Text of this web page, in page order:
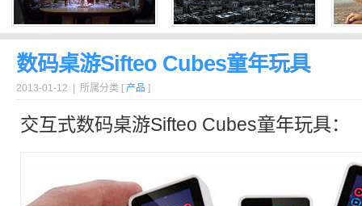
数码桌游Sifteo Cubes童年玩具
2013-01-12 | 所属分类 [ 产品 ]
交互式数码桌游Sifteo Cubes童年玩具：